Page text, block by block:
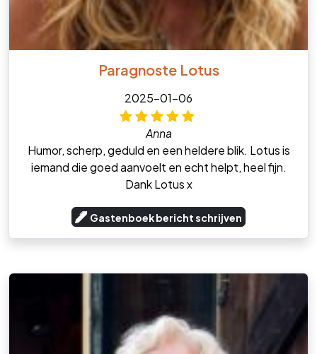
Paragnoste Lotus
2025-01-06
Anna
Humor, scherp, geduld en een heldere blik. Lotus is
iemand die goed aanvoelt en echt helpt, heel fijn.
Dank Lotus x
Gastenboek bericht schrijven